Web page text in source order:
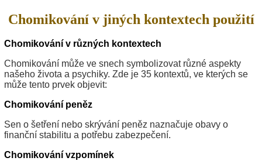
Chomikování v jiných kontextech použití
Chomikování v různých kontextech
Chomikování může ve snech symbolizovat různé aspekty
našeho života a psychiky. Zde je 35 kontextů, ve kterých se
může tento prvek objevit:
Chomikování peněz
Sen o šetření nebo skrývání peněz naznačuje obavy o
finanční stabilitu a potřebu zabezpečení.
Chomikování vzpomínek